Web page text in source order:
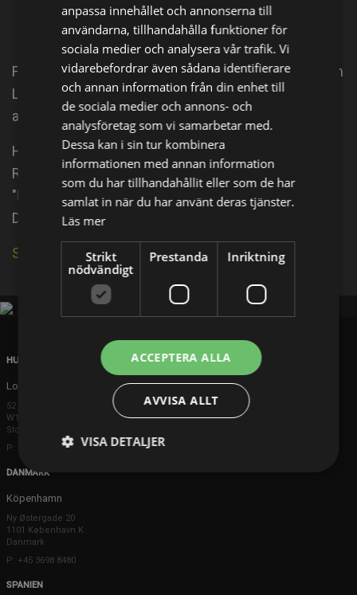
Facebook X E-postadress
From Wikipedia, the free encyclopedia. Harry Joseph
Lennix (born November 16, 1964) is an American
actor.
He is best known for his roles as "Dresser" in the
Robert Townsend film "The Five Heartbeats" & as
"Boyd Langton" in the Joss Whedon television show
Dollhouse.
Se källa på IMDb
HUVUDKONTOR
London
52 Brook Street
W1K 5DS London
Storbritannien
P: +44 203 608 8181
DANMARK
Köpenhamn
Ny Østergade 20
1101 København K
Danmark
P: +45 3698 8480
SPANIEN
anpassa innehållet och annonserna till
användarna, tillhandahålla funktioner för
sociala medier och analysera vår trafik. Vi
vidarebefordrar även sådana identifierare
och annan information från din enhet till
de sociala medier och annons- och
analysföretag som vi samarbetar med.
Dessa kan i sin tur kombinera
informationen med annan information
som du har tillhandahållit eller som de har
samlat in när du har använt deras tjänster.
Läs mer
Strikt
nödvändigt
Prestanda Inriktning
ACCEPTERA ALLA
AVVISA ALLT
VISA DETALJER